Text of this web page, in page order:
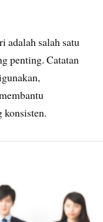
adalah salah satu
penting. Catatan
konsisten.